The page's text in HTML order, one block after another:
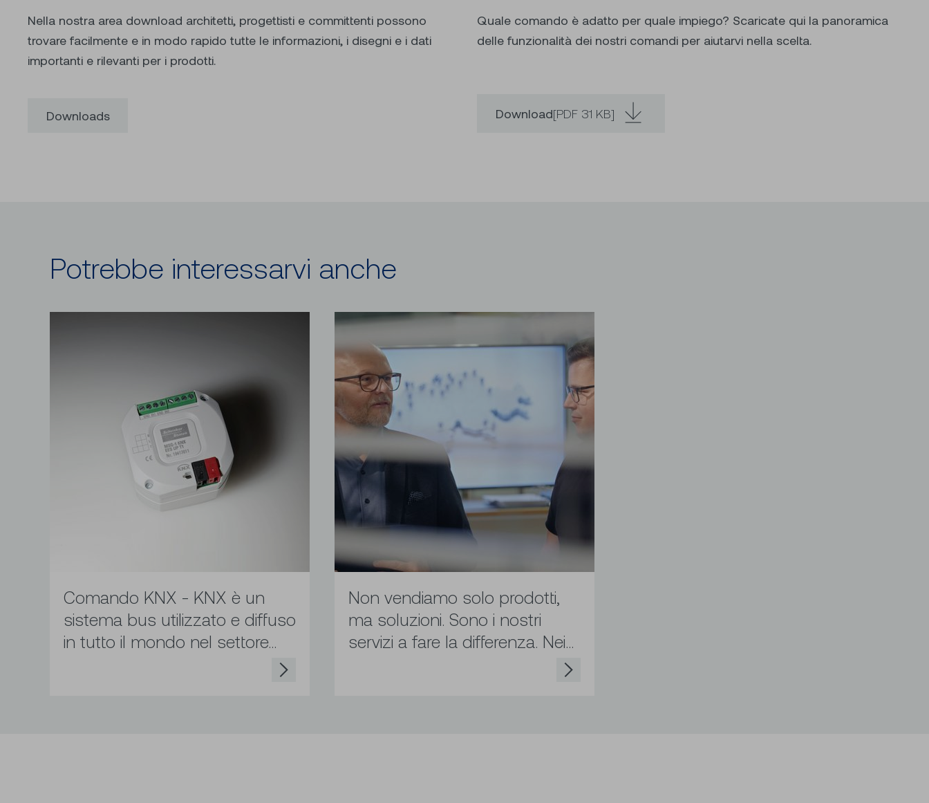
Nella nostra area download architetti, progettisti e committenti possono
trovare facilmente e in modo rapido tutte le informazioni, i disegni e i dati
importanti e rilevanti per i prodotti.
Downloads
Quale comando è adatto per quale impiego? Scaricate qui la panoramica
delle funzionalità dei nostri comandi per aiutarvi nella scelta.
Download[PDF 31 KB]
Potrebbe interessarvi anche
Comando KNX - KNX è un
sistema bus utilizzato e diffuso
in tutto il mondo nel settore...
Non vendiamo solo prodotti,
ma soluzioni. Sono i nostri
servizi a fare la differenza. Nei...